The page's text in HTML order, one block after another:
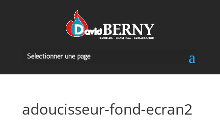
Sélectionner une page
adoucisseur-fond-ecran2